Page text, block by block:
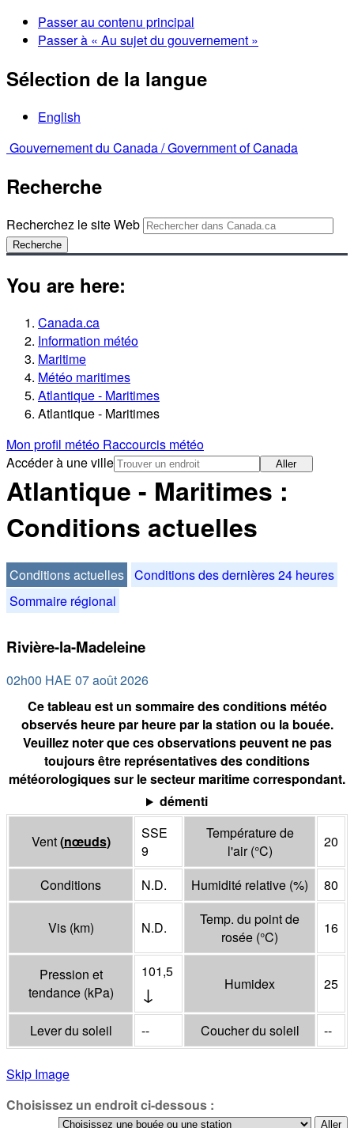
Passer au contenu principal
Passer à « Au sujet du gouvernement »
Sélection de la langue
English
Gouvernement du Canada /Government of Canada
Recherche
Recherchez le site Web
Recherche
You are here:
Canada.ca
Information météo
Maritime
Météo maritimes
Atlantique - Maritimes
Atlantique - Maritimes
Mon profil météo Raccourcis météo
Accéder à une ville
Aller
Atlantique - Maritimes :
Conditions actuelles
Conditions actuelles Conditions des dernières 24 heures
Sommaire régional
Rivière-la-Madeleine
02h00 HAE 07 août 2026
Ce tableau est un sommaire des conditions météo
observés heure par heure par la station ou la bouée.
Veuillez noter que ces observations peuvent ne pas
toujours être représentatives des conditions
météorologiques sur le secteur maritime correspondant.
démenti
Vent(nœuds)
SSE
9
Température de
l'air(°C)
20
Conditions N.D. Humidité relative (%) 80
Vis (km) N.D.
Temp. du point de
rosée (°C)
16
Pression et
tendance (kPa)
101,5
↓ Humidex 25
Lever du soleil -- Coucher du soleil --
Skip Image
Choisissez un endroit ci-dessous :